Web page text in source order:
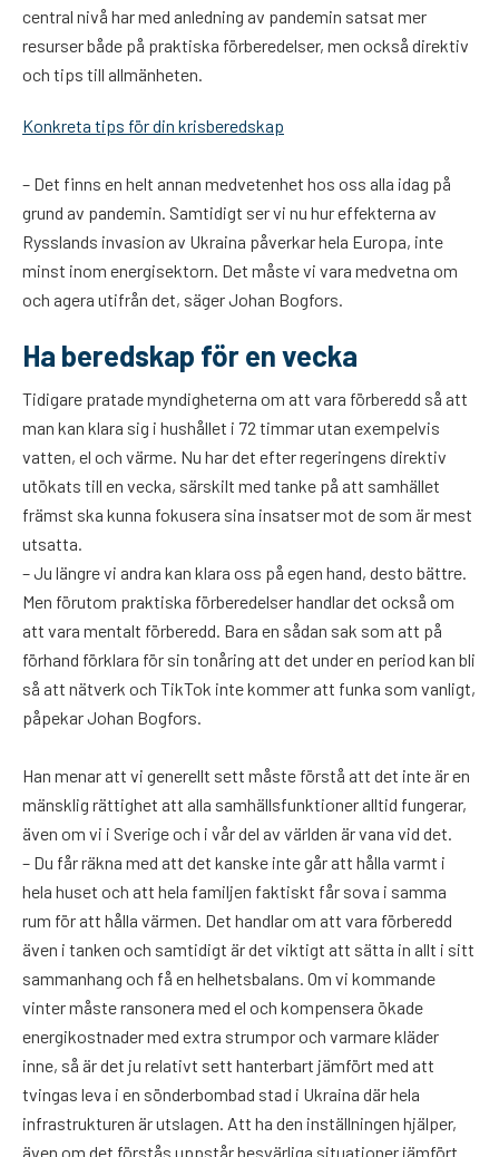
central nivå har med anledning av pandemin satsat mer
resurser både på praktiska förberedelser, men också direktiv
och tips till allmänheten.
Konkreta tips för din krisberedskap
– Det finns en helt annan medvetenhet hos oss alla idag på
grund av pandemin. Samtidigt ser vi nu hur effekterna av
Rysslands invasion av Ukraina påverkar hela Europa, inte
minst inom energisektorn. Det måste vi vara medvetna om
och agera utifrån det, säger Johan Bogfors.
Ha beredskap för en vecka
Tidigare pratade myndigheterna om att vara förberedd så att
man kan klara sig i hushållet i 72 timmar utan exempelvis
vatten, el och värme. Nu har det efter regeringens direktiv
utökats till en vecka, särskilt med tanke på att samhället
främst ska kunna fokusera sina insatser mot de som är mest
utsatta.
– Ju längre vi andra kan klara oss på egen hand, desto bättre.
Men förutom praktiska förberedelser handlar det också om
att vara mentalt förberedd. Bara en sådan sak som att på
förhand förklara för sin tonåring att det under en period kan bli
så att nätverk och TikTok inte kommer att funka som vanligt,
påpekar Johan Bogfors.
Han menar att vi generellt sett måste förstå att det inte är en
mänsklig rättighet att alla samhällsfunktioner alltid fungerar,
även om vi i Sverige och i vår del av världen är vana vid det.
– Du får räkna med att det kanske inte går att hålla varmt i
hela huset och att hela familjen faktiskt får sova i samma
rum för att hålla värmen. Det handlar om att vara förberedd
även i tanken och samtidigt är det viktigt att sätta in allt i sitt
sammanhang och få en helhetsbalans. Om vi kommande
vinter måste ransonera med el och kompensera ökade
energikostnader med extra strumpor och varmare kläder
inne, så är det ju relativt sett hanterbart jämfört med att
tvingas leva i en sönderbombad stad i Ukraina där hela
infrastrukturen är utslagen. Att ha den inställningen hjälper,
även om det förstås uppstår besvärliga situationer jämfört